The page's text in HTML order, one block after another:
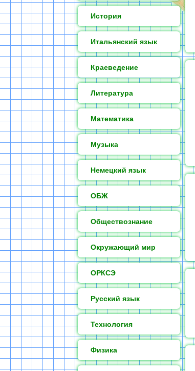
История
Итальянский язык
Краеведение
Литература
Математика
Музыка
Немецкий язык
ОБЖ
Обществознание
Окружающий мир
ОРКСЭ
Русский язык
Технология
Физика